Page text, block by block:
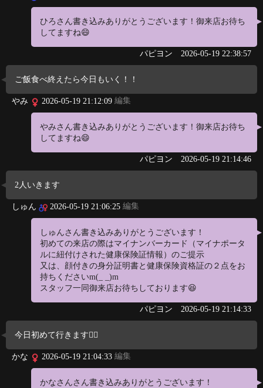
ひろさん書き込みありがとうございます！御来店お待ち
してますね😄
パピヨン 2026-05-19 22:38:57
ご飯食べ終えたら今日もいく！！
やみ 2026-05-19 21:12:09 編集
やみさん書き込みありがとうございます！御来店お待ち
してますね😄
パピヨン 2026-05-19 21:14:46
2人いきます
しゅん 2026-05-19 21:06:25 編集
しゅんさん書き込みありがとうございます！
初めての来店の際はマイナンバーカード（マイナポータ
ルに紐付けされた健康保険証情報）のご提示
又は、顔付きの身分証明書と健康保険資格証の２点をお
持ちくださいm(_ _)m
スタッフ一同御来店お待ちしております😆
パピヨン 2026-05-19 21:14:33
今日初めて行きます🙋‍♀️
かな 2026-05-19 21:04:33 編集
かなさんさん書き込みありがとうございます！